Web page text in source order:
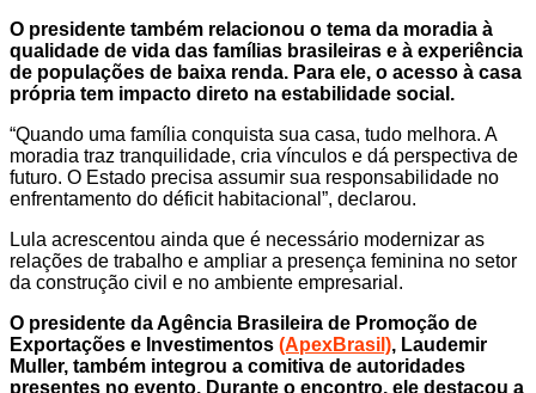
O presidente também relacionou o tema da moradia à
qualidade de vida das famílias brasileiras e à experiência
de populações de baixa renda. Para ele, o acesso à casa
própria tem impacto direto na estabilidade social.
“Quando uma família conquista sua casa, tudo melhora. A
moradia traz tranquilidade, cria vínculos e dá perspectiva de
futuro. O Estado precisa assumir sua responsabilidade no
enfrentamento do déficit habitacional”, declarou.
Lula acrescentou ainda que é necessário modernizar as
relações de trabalho e ampliar a presença feminina no setor
da construção civil e no ambiente empresarial.
O presidente da Agência Brasileira de Promoção de
Exportações e Investimentos (ApexBrasil), Laudemir
Muller, também integrou a comitiva de autoridades
presentes no evento. Durante o encontro, ele destacou a